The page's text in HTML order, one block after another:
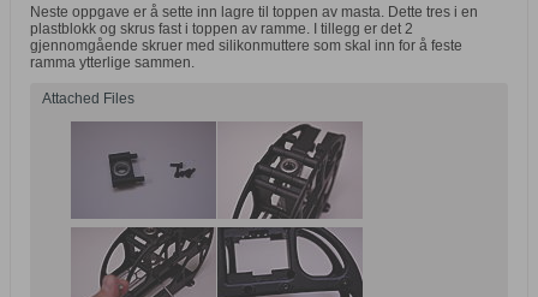
Neste oppgave er å sette inn lagre til toppen av masta. Dette tres i en
plastblokk og skrus fast i toppen av ramme. I tillegg er det 2
gjennomgående skruer med silikonmuttere som skal inn for å feste
ramma ytterlige sammen.
Attached Files